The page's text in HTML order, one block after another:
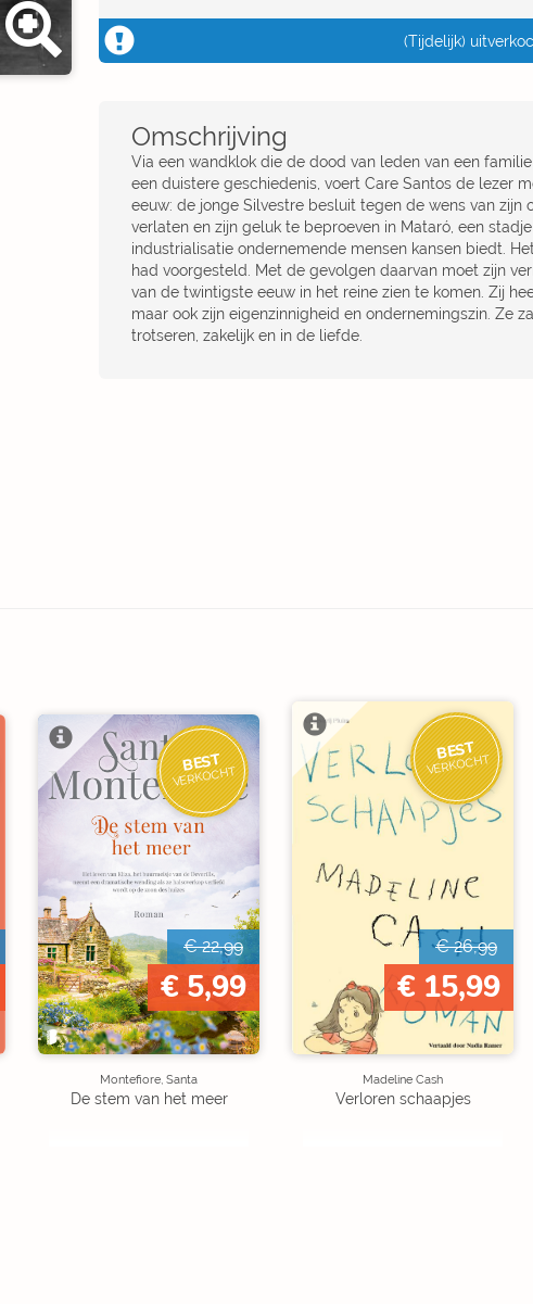
(Tijdelijk)
Omschrijving
Via een wandklok die de dood van leden van een
een duistere geschiedenis, voert Care Santos de lezer
eeuw: de jonge Silvestre besluit tegen de wens van zijn
verlaten en zijn geluk te beproeven in Mataró, een
industrialisatie ondernemende mensen kansen biedt.
had voorgesteld. Met de gevolgen daarvan moet zijn
van de twintigste eeuw in het reine zien te komen. Zij
maar ook zijn eigenzinnigheid en ondernemingszin. Ze
trotseren, zakelijk en in de liefde.
BEST
VERKOCHT
€ 22,99
€ 5,99
Montefiore, Santa
De stem van het meer
BEST
VERKOCHT
€ 26,99
€ 15,99
Madeline Cash
Verloren schaapjes